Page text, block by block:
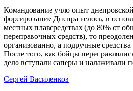
Командование учло опыт
форсирование Днепра велось, в
местных плавсредствах (до 80% от
переправочных средств), то
организованно, а подручные средства
После того, как бойцы
дело вступали саперы и налаживали
Сергей Василенков